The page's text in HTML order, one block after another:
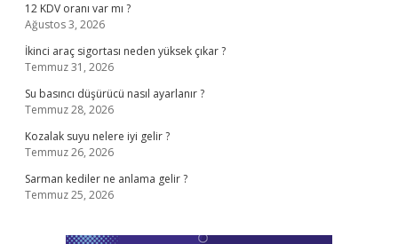
12 KDV oranı var mı ?
Ağustos 3, 2026
İkinci araç sigortası neden yüksek çıkar ?
Temmuz 31, 2026
Su basıncı düşürücü nasıl ayarlanır ?
Temmuz 28, 2026
Kozalak suyu nelere iyi gelir ?
Temmuz 26, 2026
Sarman kediler ne anlama gelir ?
Temmuz 25, 2026